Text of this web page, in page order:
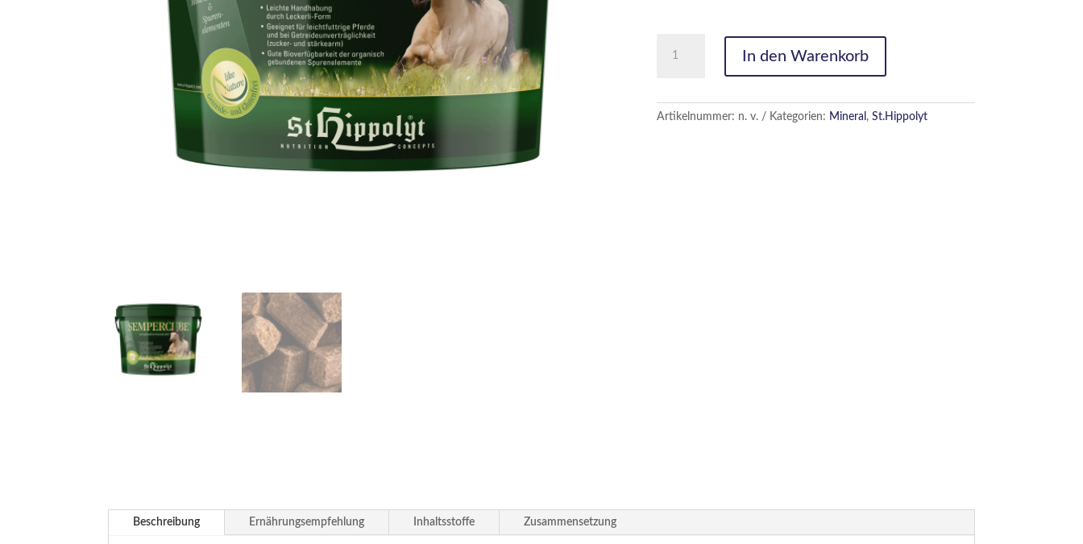
Cube
In den Warenkorb
Artikelnummer: n. v. Kategorien: Mineral , St.Hippolyt
Beschreibung Ernährungsempfehlung Inhaltsstoffe Zusammensetzung